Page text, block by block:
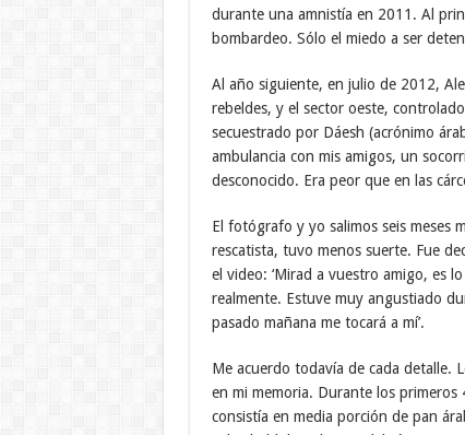
durante una amnistía en 2011. Al
bombardeo. Sólo el miedo a ser
Al año siguiente, en julio de 2012,
rebeldes, y el sector oeste,
secuestrado por Dáesh (acrónimo
ambulancia con mis amigos, un
desconocido. Era peor que en las
El fotógrafo y yo salimos seis meses
rescatista, tuvo menos suerte. Fue
el video: ‘Mirad a vuestro amigo, es
realmente. Estuve muy angustiado
pasado mañana me tocará a mí’.
Me acuerdo todavía de cada detalle.
en mi memoria. Durante los primeros
consistía en media porción de pan